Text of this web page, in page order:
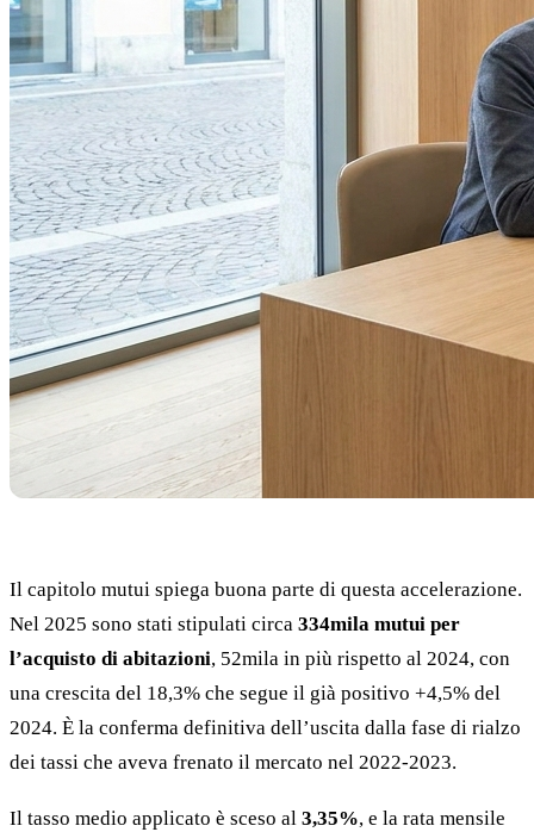
Il capitolo mutui spiega buona parte di questa accelerazione.
Nel 2025 sono stati stipulati circa 334mila mutui per
l’acquisto di abitazioni, 52mila in più rispetto al 2024, con
una crescita del 18,3% che segue il già positivo +4,5% del
2024. È la conferma definitiva dell’uscita dalla fase di rialzo
dei tassi che aveva frenato il mercato nel 2022-2023.
Il tasso medio applicato è sceso al 3,35%, e la rata mensile